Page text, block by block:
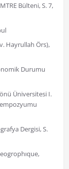
Bülteni, S. 7,
Hayrullah Örs),
Durumu
Üniversitesi I.
Dergisi, S.